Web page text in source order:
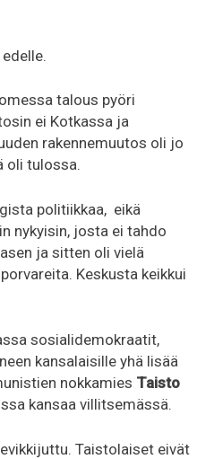
talous pyöri
ei Kotkassa ja
rakennemuutos oli jo
oli tulossa.
politiikkaa, eikä
nykyisin, josta ei tahdo
ja sitten oli vielä
Keskusta keikkui
sosialidemokraatit,
kansalaisille yhä lisää
nokkamies Taisto
kansaa villitsemässä.
Taistolaiset eivät